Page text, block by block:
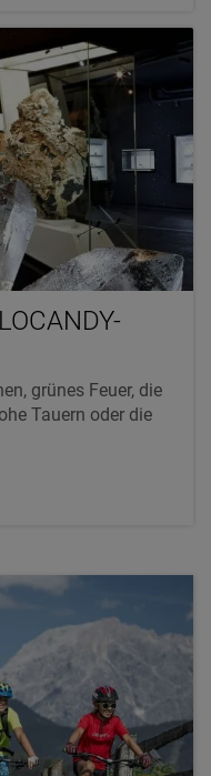
grünes Feuer, die
Tauern oder die